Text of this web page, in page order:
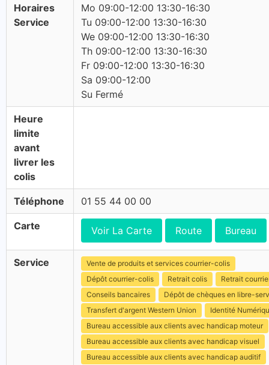
Horaires
Service
Mo 09:00-12:00 13:30-16:30
Tu 09:00-12:00 13:30-16:30
We 09:00-12:00 13:30-16:30
Th 09:00-12:00 13:30-16:30
Fr 09:00-12:00 13:30-16:30
Sa 09:00-12:00
Su Fermé
Heure
limite
avant
livrer les
colis
Téléphone 01 55 44 00 00
Carte Voir La Carte Route Bureau
Service
Vente de produits et services courrier-colis
Dépôt courrier-colis
Retrait colis
Retrait
Conseils bancaires
Dépôt de chèques en libre-
Transfert d'argent Western Union
Identité
Bureau accessible aux clients avec handicap moteur
Bureau accessible aux clients avec handicap visuel
Bureau accessible aux clients avec handicap auditif